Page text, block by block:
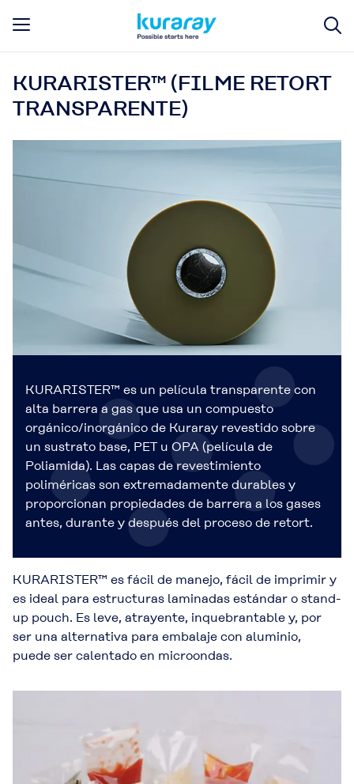
KURARISTER™ (FILME RETORT
TRANSPARENTE)
KURARISTER™ es un película transparente con
alta barrera a gas que usa un compuesto
orgánico/inorgánico de Kuraray revestido sobre
un sustrato base, PET u OPA (película de
Poliamida). Las capas de revestimiento
poliméricas son extremadamente durables y
proporcionan propiedades de barrera a los gases
antes, durante y después del proceso de retort.
KURARISTER™ es fácil de manejo, fácil de imprimir y
es ideal para estructuras laminadas estándar o stand-
up pouch. Es leve, atrayente, inquebrantable y, por
ser una alternativa para embalaje con aluminio,
puede ser calentado en microondas.